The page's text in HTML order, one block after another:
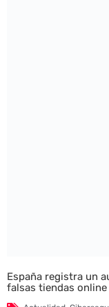
España registra un
falsas tiendas online